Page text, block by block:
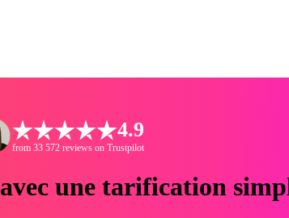
4.9
from 33 572 reviews on Trustpilot
une tarification